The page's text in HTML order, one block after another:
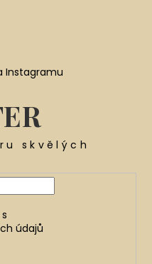
Instagramu
skvělých
údajů